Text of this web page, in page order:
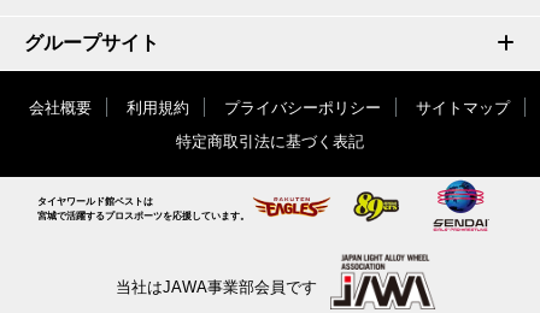
グループサイト
会社概要 利用規約 プライバシーポリシー
サイトマップ
特定商取引法に基づく表記
タイヤワールド館ベストは
宮城で活躍するプロスポーツを応援しています。
当社はJAWA事業部会員です